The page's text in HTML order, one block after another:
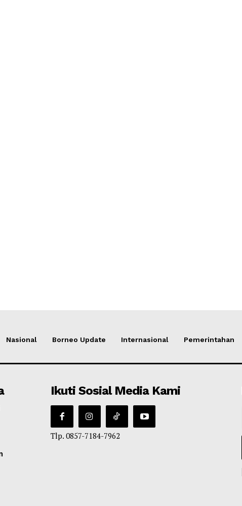
Nasional Borneo Update Internasional Pemerintahan
Ikuti Sosial Media Kami
Tlp. 0857-7184-7962